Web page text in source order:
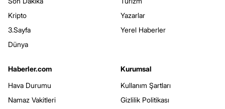
Kripto
3.Sayfa
Dünya
Yazarlar
Yerel Haberler
Haberler.com
Hava Durumu
Namaz Vakitleri
Kurumsal
Kullanım Şartları
Gizlilik Politikası